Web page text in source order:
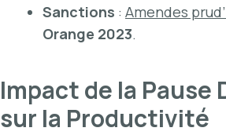
Sanctions : Amendes
Orange 2023.
Impact de la Pause
sur la Productivité